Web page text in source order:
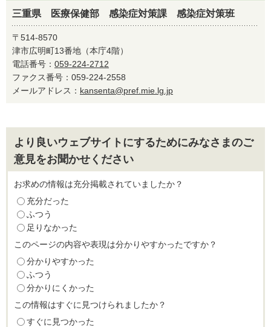
三重県 医療保健部 感染症対策課 感染症対策班
〒514-8570
津市広明町13番地（本庁4階）
電話番号： 059-224-2712
ファクス番号：059-224-2558
メールアドレス： kansenta@pref.mie.lg.jp
より良いウェブサイトにするためにみなさまのご
意見をお聞かせください
お求めの情報は充分掲載されていましたか？
充分だった
ふつう
足りなかった
このページの内容や表現は分かりやすかったですか？
分かりやすかった
ふつう
分かりにくかった
この情報はすぐに見つけられましたか？
すぐに見つかった